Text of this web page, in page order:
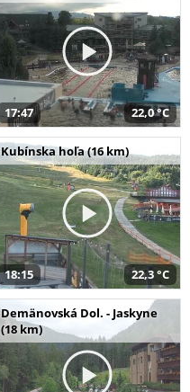
17:47 22,0 °C
Kubínska hoľa (16 km)
18:15 22,3 °C
Demänovská Dol. - Jaskyne
(18 km)